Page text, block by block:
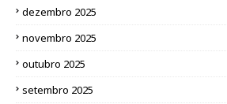
dezembro 2025
novembro 2025
outubro 2025
setembro 2025